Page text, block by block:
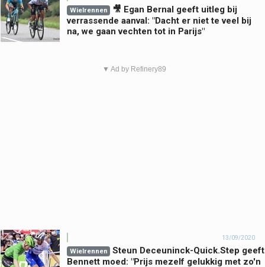
Wielrennen
🎥 Egan Bernal geeft uitleg bij
verrassende aanval: "Dacht er niet te veel bij
na, we gaan vechten tot in Parijs"
▼ Ad by Refinery89
13/09/2020
Wielrennen
Steun Deceuninck-Quick.Step geeft
Bennett moed: "Prijs mezelf gelukkig met zo'n